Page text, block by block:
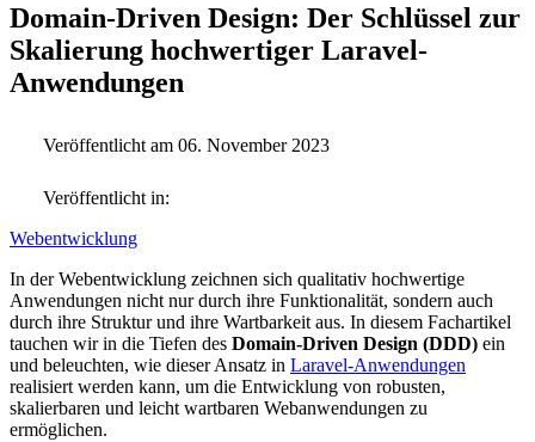
Domain-Driven Design: Der Schlüssel zur
Skalierung hochwertiger Laravel-
Anwendungen
Veröffentlicht am 06. November 2023
Veröffentlicht in:
Webentwicklung
In der Webentwicklung zeichnen sich qualitativ hochwertige
Anwendungen nicht nur durch ihre Funktionalität, sondern auch
durch ihre Struktur und ihre Wartbarkeit aus. In diesem Fachartikel
tauchen wir in die Tiefen des Domain-Driven Design (DDD) ein
und beleuchten, wie dieser Ansatz in Laravel-Anwendungen
realisiert werden kann, um die Entwicklung von robusten,
skalierbaren und leicht wartbaren Webanwendungen zu
ermöglichen.